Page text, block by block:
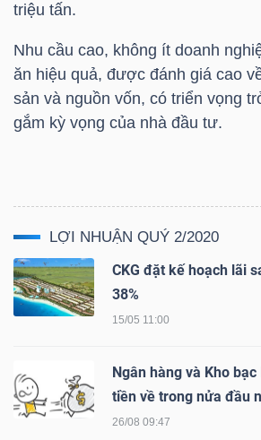
triệu tấn.
Nhu cầu cao, không ít doanh
ăn hiệu quả, được đánh giá cao
sản và nguồn vốn, có triển vọng
gắm kỳ vọng của nhà đầu tư.
LỢI NHUẬN QUÝ 2/2020
CKG đặt kế hoạch lãi
38%
15/05 11:00
Ngân hàng và Kho
tiền về trong nửa đầu
26/08 09:47
SỨC
CÔNG
NGHỆ